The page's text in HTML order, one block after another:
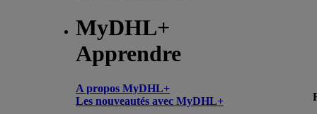
MyDHL+
Apprendre
A propos MyDHL+
Les nouveautés avec MyDHL+